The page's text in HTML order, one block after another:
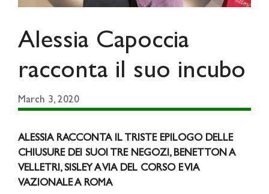
Alessia Capoccia
racconta il suo incubo
March 3, 2020
ALESSIA RACCONTA IL TRISTE EPILOGO DELLE
CHIUSURE DEI SUOI TRE NEGOZI, BENETTON A
VELLETRI, SISLEY A VIA DEL CORSO E VIA
VAZIONALE A ROMA